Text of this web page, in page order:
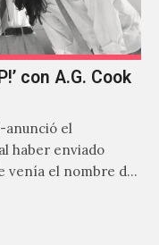
con A.G. Cook
anunció el
haber enviado
venía el nombre de